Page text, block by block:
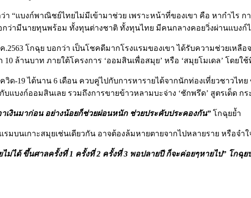
า “แบงก์พาณิชย์ไทยไม่มีเข้ามาช่วย เพราะหน้าที่ของเขา คือ หากำไร
อกว่ามีนายทุนพร้อม ทั้งทุนต่างชาติ ทั้งทุนไทย มีคนกลางคอยวิ่งผ่านแบงก์
โกฉุย บอกว่า เป็นโชคดีมากโรงแรมของเขา ได้รับความช่วยเห
ล้านบาท ภายใต้โครงการ ‘ออมสินเพื่อสมุย’ หรือ ‘สมุยโมเดล’ โดยใ
ด-19 ได้นาน 6 เดือน ควบคู่ไปกับการหารายได้จากนักท่องเที่ยวชาวไ
บแบงก์ออมสินเลย รวมถึงการขายข้าวหลามบะจ่าง ‘ชักพรึด’ สูตรเด็ด ก
เงินมาก่อน อย่างน้อยก็ช่วยผ่อนหนัก ช่วยประคับประคองกัน” โกฉุยย้ำ
มบนเกาะสมุยเช่นเดียวกัน อาจต้องล้มหายตายจากไปหลายราย หรือจำ
ได้ ขึ้นศาลครั้งที่ 1 ครั้งที่ 2 ครั้งที่ 3 พอปลายปี ก็จะค่อยๆหายไป” โกฉุ